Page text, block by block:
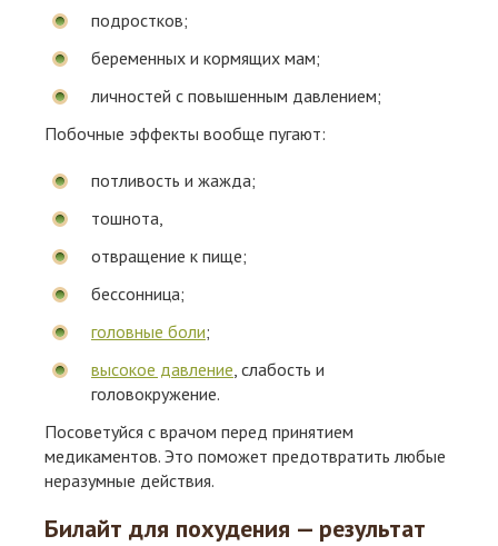
подростков;
беременных и кормящих мам;
личностей с повышенным давлением;
Побочные эффекты вообще пугают:
потливость и жажда;
тошнота,
отвращение к пище;
бессонница;
головные боли;
высокое давление, слабость и
головокружение.
Посоветуйся с врачом перед принятием
медикаментов. Это поможет предотвратить любые
неразумные действия.
Билайт для похудения — результат